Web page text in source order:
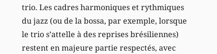
trio. Les cadres harmoniques et rythmiques
du jazz (ou de la bossa, par exemple, lorsque
le trio s’attelle à des reprises brésiliennes)
restent en majeure partie respectés, avec